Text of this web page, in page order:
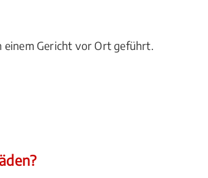
einem Gericht vor Ort geführt.